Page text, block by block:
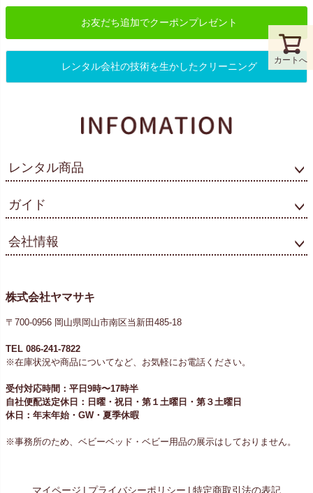
カートへ
お友だち追加でクーポンプレゼント
レンタル会社の技術を生かしたクリーニング
レンタル商品
ガイド
会社情報
株式会社ヤマサキ
〒700-0956 岡山県岡山市南区当新田485-18
TEL 086-241-7822
※在庫状況や商品についてなど、お気軽にお電話ください。
受付対応時間：平日9時〜17時半
自社便配送定休日：日曜・祝日・第１土曜日・第３土曜日
休日：年末年始・GW・夏季休暇
※事務所のため、ベビーベッド・ベビー用品の展示はしておりません。
マイページ | プライバシーポリシー | 特定商取引法の表記